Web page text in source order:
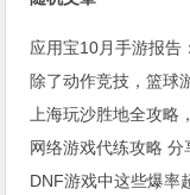
应用宝10月手游报告
上海玩沙胜地全攻略
网络游戏代练攻略